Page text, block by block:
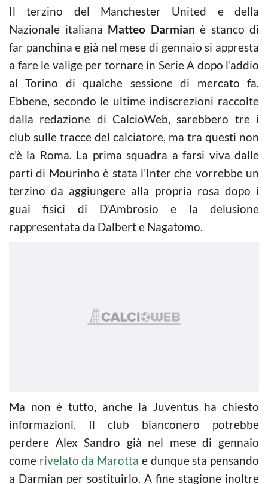
Il terzino del Manchester United e della
Nazionale italiana Matteo Darmian è stanco di
far panchina e già nel mese di gennaio si appresta
a fare le valige per tornare in Serie A dopo l’addio
al Torino di qualche sessione di mercato fa.
Ebbene, secondo le ultime indiscrezioni raccolte
dalla redazione di CalcioWeb, sarebbero tre i
club sulle tracce del calciatore, ma tra questi non
c’è la Roma. La prima squadra a farsi viva dalle
parti di Mourinho è stata l’Inter che vorrebbe un
terzino da aggiungere alla propria rosa dopo i
guai fisici di D’Ambrosio e la delusione
rappresentata da Dalbert e Nagatomo.
Ma non è tutto, anche la Juventus ha chiesto
informazioni. Il club bianconero potrebbe
perdere Alex Sandro già nel mese di gennaio
come rivelato da Marotta e dunque sta pensando
a Darmian per sostituirlo. A fine stagione inoltre